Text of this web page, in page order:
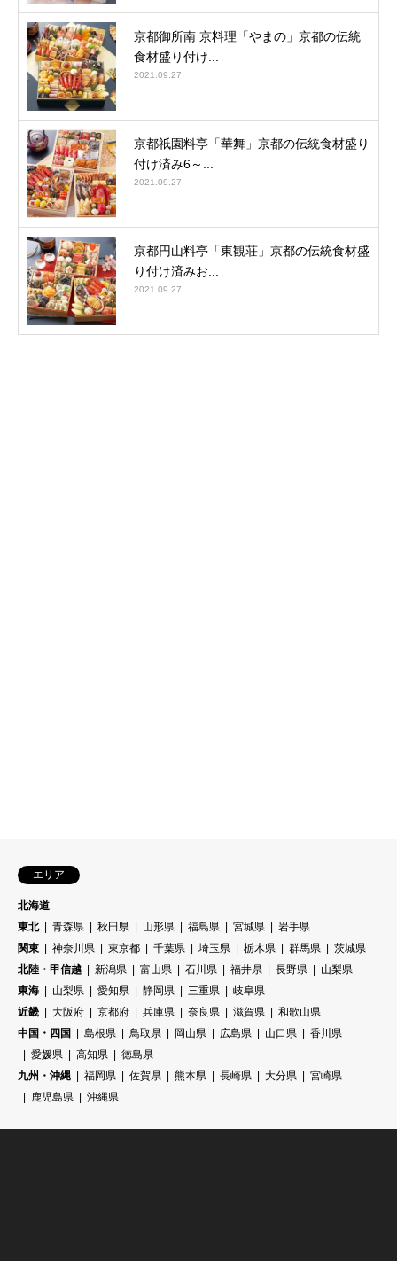
京都御所南 京料理「やまの」京都の伝統
食材盛り付け...
2021.09.27
京都祇園料亭「華舞」京都の伝統食材盛り
付け済み6～...
2021.09.27
京都円山料亭「東観荘」京都の伝統食材盛
り付け済みお...
2021.09.27
エリア
北海道
東北
青森県 秋田県 山形県 福島県 宮城県
岩手県
関東
神奈川県 東京都 千葉県 埼玉県 栃木県 群馬県
茨城県
北陸・甲信越
新潟県 富山県 石川県 福井県 長野県
山梨県
東海
山梨県 愛知県 静岡県 三重県
岐阜県
近畿
大阪府 京都府 兵庫県 奈良県 滋賀県
和歌山県
中国・四国
島根県 鳥取県 岡山県 広島県 山口県
香川県
愛媛県
高知県
徳島県
九州・沖縄
福岡県 佐賀県 熊本県 長崎県 大分県
宮崎県
鹿児島県
沖縄県